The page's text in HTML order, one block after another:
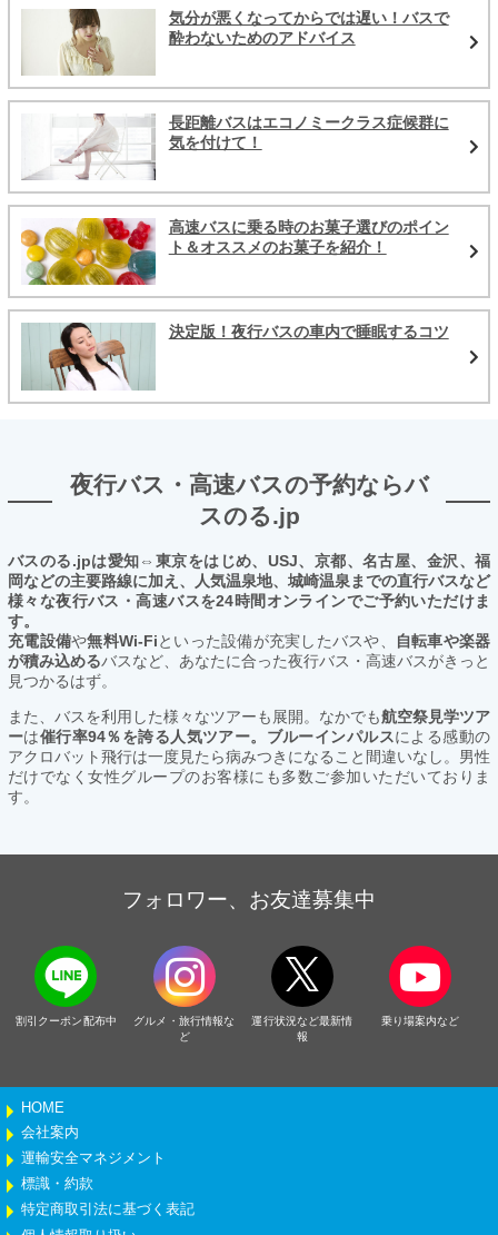
気分が悪くなってからでは遅い！バスで
酔わないためのアドバイス
長距離バスはエコノミークラス症候群に
気を付けて！
高速バスに乗る時のお菓子選びのポイン
ト＆オススメのお菓子を紹介！
決定版！夜行バスの車内で睡眠するコツ
夜行バス・高速バスの予約ならバ
スのる.jp
バスのる.jpは愛知⇔東京をはじめ、USJ、京都、名古屋、金沢、福
岡などの主要路線に加え、人気温泉地、城崎温泉までの直行バスなど
様々な夜行バス・高速バスを24時間オンラインでご予約いただけま
す。
充電設備や無料Wi-Fiといった設備が充実したバスや、
自転車や楽器
が積み込めるバスなど、あなたに合った夜行バス・高速バスがきっと
見つかるはず。
また、バスを利用した様々なツアーも展開。なかでも航空祭見学ツア
ーは催行率94％を誇る人気ツアー。ブルーインパルスによる感動の
アクロバット飛行は一度見たら病みつきになること間違いなし。男性
だけでなく女性グループのお客様にも多数ご参加いただいておりま
す。
フォロワー、お友達募集中
割引クーポン配布中
グルメ・旅行情報な
ど
運行状況など最新情
報
乗り場案内など
HOME
会社案内
運輸安全マネジメント
標識・約款
特定商取引法に基づく表記